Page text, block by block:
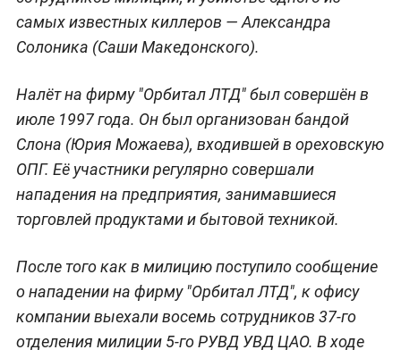
самых известных киллеров — Александра
Солоника (Саши Македонского).
Налёт на фирму "Орбитал ЛТД" был совершён в
июле 1997 года. Он был организован бандой
Слона (Юрия Можаева), входившей в ореховскую
ОПГ. Её участники регулярно совершали
нападения на предприятия, занимавшиеся
торговлей продуктами и бытовой техникой.
После того как в милицию поступило сообщение
о нападении на фирму "Орбитал ЛТД", к офису
компании выехали восемь сотрудников 37-го
отделения милиции 5-го РУВД УВД ЦАО. В ходе